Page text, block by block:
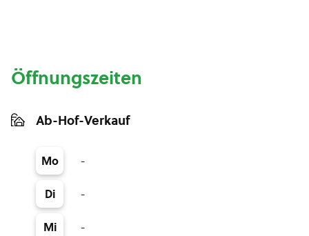
Öffnungszeiten
Ab-Hof-Verkauf
Mo -
Di -
Mi -